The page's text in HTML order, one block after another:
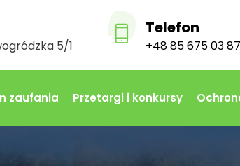
5/1
Telefon
+48 85 675 03 87
zaufania Przetargi i konkursy